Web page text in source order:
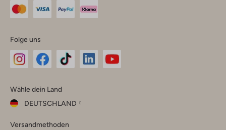
Folge uns
Instagram
Facebook
TikTok
Wähle dein Land
DEUTSCHLAND
dein
Versandmethoden